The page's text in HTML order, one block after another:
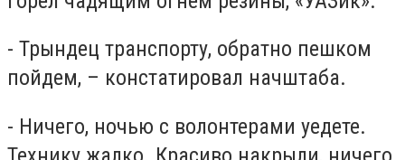
- Трындец транспорту, обратно пешком
пойдем, – констатировал начштаба.
- Ничего, ночью с волонтерами уедете.